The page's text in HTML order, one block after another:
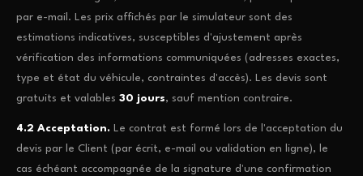
par e-mail. Les prix affichés par le simulateur sont des
estimations indicatives, susceptibles d'ajustement après
vérification des informations communiquées (adresses exactes,
type et état du véhicule, contraintes d'accès). Les devis sont
gratuits et valables 30 jours, sauf mention contraire.
4.2 Acceptation. Le contrat est formé lors de l'acceptation du
devis par le Client (par écrit, e-mail ou validation en ligne), le
cas échéant accompagnée de la signature d'une confirmation